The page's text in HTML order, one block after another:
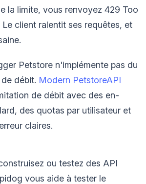
la limite, vous renvoyez 429 Too
Le client ralentit ses requêtes, et
Petstore n'implémente pas du
débit. Modern PetstoreAPI
de débit avec des en-
des quotas par utilisateur et
claires.
ou testez des API
vous aide à tester le